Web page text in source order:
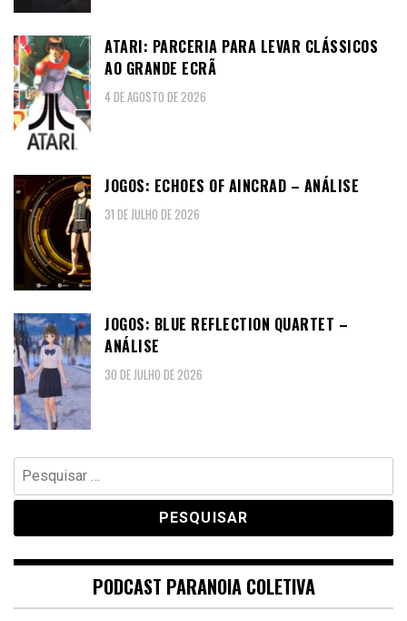
ATARI: PARCERIA PARA LEVAR CLÁSSICOS
AO GRANDE ECRÃ
4 DE AGOSTO DE 2026
JOGOS: ECHOES OF AINCRAD – ANÁLISE
31 DE JULHO DE 2026
JOGOS: BLUE REFLECTION QUARTET –
ANÁLISE
30 DE JULHO DE 2026
Pesquisar
por:
PODCAST PARANOIA COLETIVA